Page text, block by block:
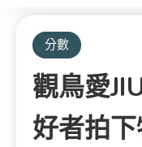
分數
觀鳥愛
好者拍